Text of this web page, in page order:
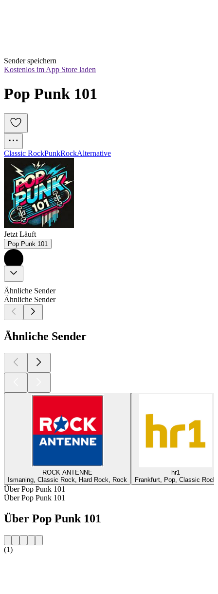
Sender speichern
Kostenlos im App Store laden
Pop Punk 101
Classic RockPunkRockAlternative
Jetzt Läuft
Pop Punk 101
Ähnliche Sender
Ähnliche Sender
Ähnliche Sender
ROCK ANTENNE
Ismaning, Classic Rock, Hard Rock, Rock
hr1
Frankfurt, Pop, Classic Rock
Über Pop Punk 101
Über Pop Punk 101
Über Pop Punk 101
(1)